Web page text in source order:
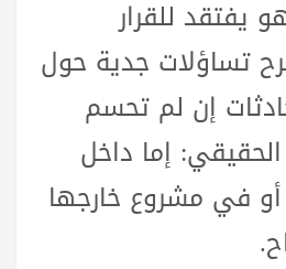
يفتقد للقرار
تساؤلات جدية حول
إن لم تحسم
إما داخل
أو في مشروع خارجها